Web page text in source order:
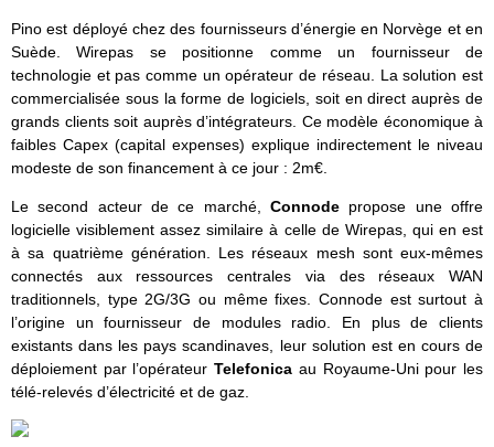
Pino est déployé chez des fournisseurs d’énergie en Norvège et en
Suède. Wirepas se positionne comme un fournisseur de
technologie et pas comme un opérateur de réseau. La solution est
commercialisée sous la forme de logiciels, soit en direct auprès de
grands clients soit auprès d’intégrateurs. Ce modèle économique à
faibles Capex (capital expenses) explique indirectement le niveau
modeste de son financement à ce jour : 2m€.
Le second acteur de ce marché, Connode propose une offre
logicielle visiblement assez similaire à celle de Wirepas, qui en est
à sa quatrième génération. Les réseaux mesh sont eux-mêmes
connectés aux ressources centrales via des réseaux WAN
traditionnels, type 2G/3G ou même fixes. Connode est surtout à
l’origine un fournisseur de modules radio. En plus de clients
existants dans les pays scandinaves, leur solution est en cours de
déploiement par l’opérateurTelefonica au Royaume-Uni pour les
télé-relevés d’électricité et de gaz.